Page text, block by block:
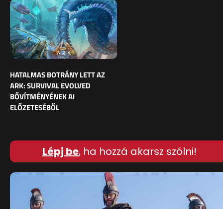
HATALMAS BOTRÁNY LETT AZ
ARK: SURVIVAL EVOLVED
BŐVÍTMÉNYÉNEK AI
ELŐZETESÉBŐL
Lépj be, ha hozzá akarsz szólni!